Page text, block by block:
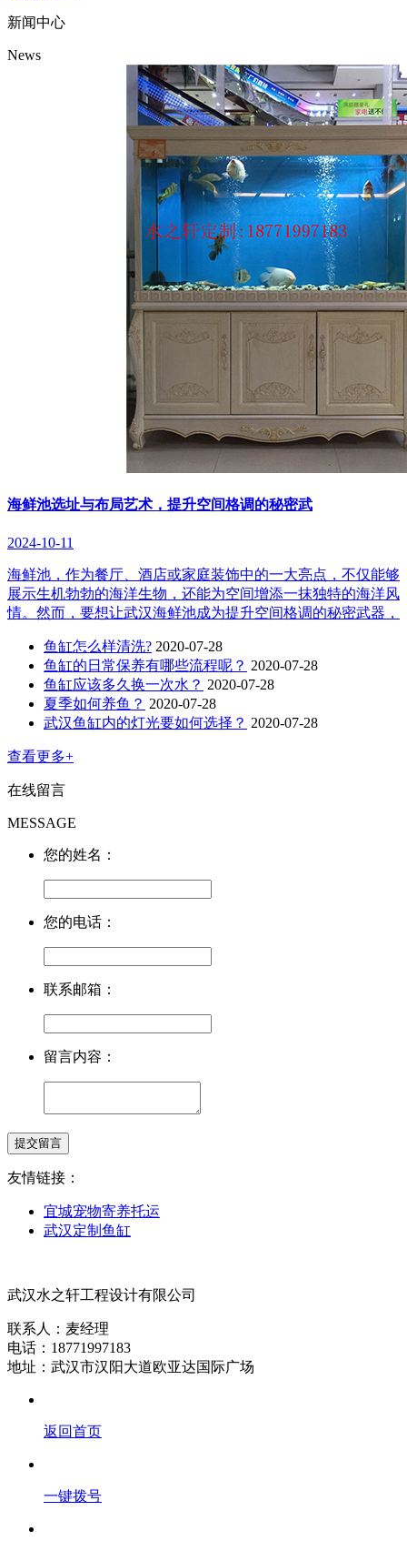
新闻中心
News
海鲜池选址与布局艺术，提升空间格调的秘密武
2024-10-11
海鲜池，作为餐厅、酒店或家庭装饰中的一大亮点，不仅能够
展示生机勃勃的海洋生物，还能为空间增添一抹独特的海洋风
情。然而，要想让武汉海鲜池成为提升空间格调的秘密武器，
鱼缸怎么样清洗? 2020-07-28
鱼缸的日常保养有哪些流程呢？ 2020-07-28
鱼缸应该多久换一次水？ 2020-07-28
夏季如何养鱼？ 2020-07-28
武汉鱼缸内的灯光要如何选择？ 2020-07-28
查看更多+
在线留言
MESSAGE
您的姓名：
您的电话：
联系邮箱：
留言内容：
友情链接：
宜城宠物寄养托运
武汉定制鱼缸
武汉水之轩工程设计有限公司
联系人：麦经理
电话：18771997183
地址：武汉市汉阳大道欧亚达国际广场
返回首页
一键拨号